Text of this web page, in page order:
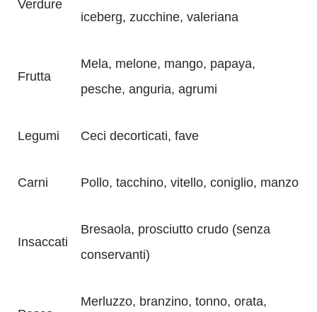
Verdure
iceberg, zucchine, valeriana
Frutta
Mela, melone, mango, papaya,
pesche, anguria, agrumi
Legumi Ceci decorticati, fave
Carni Pollo, tacchino, vitello, coniglio, manzo
Insaccati
Bresaola, prosciutto crudo (senza
conservanti)
Merluzzo, branzino, tonno, orata,